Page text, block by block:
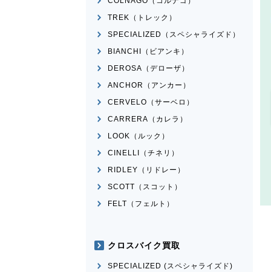
TREK（トレック）
SPECIALIZED（スペシャライズド）
BIANCHI（ビアンキ）
DEROSA（デローザ）
ANCHOR（アンカー）
CERVELO（サーベロ）
CARRERA（カレラ）
LOOK（ルック）
CINELLI（チネリ）
RIDLEY（リドレー）
SCOTT（スコット）
FELT（フェルト）
クロスバイク買取
SPECIALIZED (スペシャライズド)